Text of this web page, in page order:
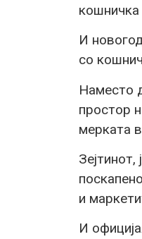
кошничка
И
со
Наместо
простор
мерката
и
И